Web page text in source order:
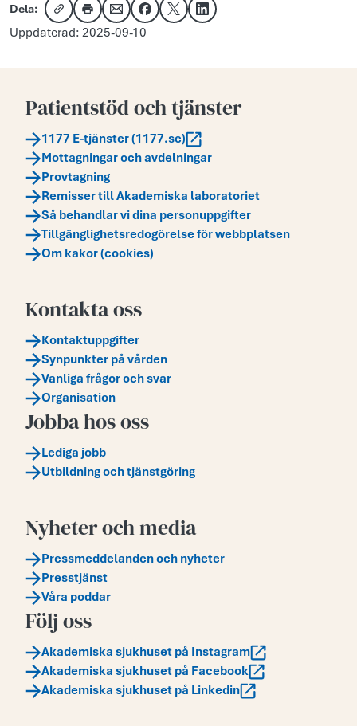
Dela:
Kopiera länk
Skriv utDela via e-post
Dela på Facebook
Dela på XDela på LinkedIn
Uppdaterad: 2025-09-10
Patientstöd och tjänster
1177 E-tjänster (1177.se)
Mottagningar och avdelningar
Provtagning
Remisser till Akademiska laboratoriet
Så behandlar vi dina personuppgifter
Tillgänglighetsredogörelse för webbplatsen
Om kakor (cookies)
Kontakta oss
Kontaktuppgifter
Synpunkter på vården
Vanliga frågor och svar
Organisation
Jobba hos oss
Lediga jobb
Utbildning och tjänstgöring
Nyheter och media
Pressmeddelanden och nyheter
Presstjänst
Våra poddar
Följ oss
Akademiska sjukhuset på Instagram
Akademiska sjukhuset på Facebook
Akademiska sjukhuset på Linkedin